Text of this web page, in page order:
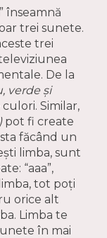
înseamnă
trei sunete.
trei
De la
verde și
Similar,
pot fi create
făcând un
limba, sunt
“aaa”,
tot poţi
orice alt
Limba te
în mai